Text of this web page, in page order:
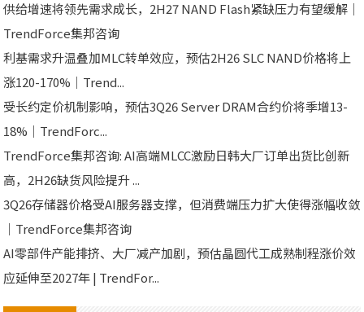
供给增速将领先需求成长，2H27 NAND Flash紧缺压力有望缓解｜
TrendForce集邦咨询
利基需求升温叠加MLC转单效应，预估2H26 SLC NAND价格将上
涨120-170%｜Trend...
受长约定价机制影响，预估3Q26 Server DRAM合约价将季增13-
18%｜TrendForc...
TrendForce集邦咨询: AI高端MLCC激励日韩大厂订单出货比创新
高，2H26缺货风险提升 ...
3Q26存储器价格受AI服务器支撑，但消费端压力扩大使得涨幅收敛
｜TrendForce集邦咨询
AI零部件产能排挤、大厂减产加剧，预估晶圆代工成熟制程涨价效
应延伸至2027年 | TrendFor...